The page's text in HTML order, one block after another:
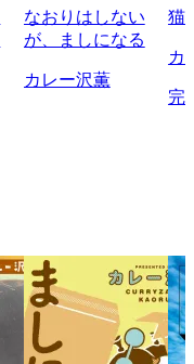
なおりはしない
が、ましになる
カレー沢薫
猫
カ
完